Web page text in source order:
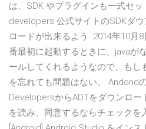
は、SDK やプラグインも一式セ
developers 公式サイトのSDKダ
ロードが出来るよう 2014年10月
番最初に起動するときに、javaが
ールしてくれるようなので、もし
を忘れても問題はない。 Andorid
DevelopersからADTをダウンロ
を読み、同意するならチェック